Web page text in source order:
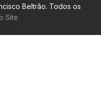
Beltrão. Todos os
Site